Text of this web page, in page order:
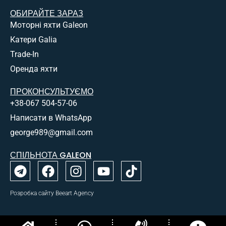
Віддає перевагу сучасним, “м’язистим” лініям
екстер’єру.
Шукає універсальність: можливість влаштувати
між островами в закритому салоні.
Популярні моделі лінійки:
Galeon 430 Skydeck: Компактна, але неймовірно
функціональна яхта з трьома каютами.
Galeon 510 Skydeck
продемонструвала всі можливості трансформації
Galeon 650 Skydeck: Флагман серії, де розкіш
досягає масштабу супер’яхти при збереженні
Galeon Skydeck— це вибір тих, хто цінує інновації, які
ОБИРАЙТЕ ЗАРАЗ
Моторні яхти Galeon
Катери Galia
Trade-In
Оренда яхти
ПРОКОНСУЛЬТУЄМО
+38-067 504-57-06
Написати в WhatsApp
george989@gmail.com
СПІЛЬНОТА GALEON
Розробка сайту Beeart Agency